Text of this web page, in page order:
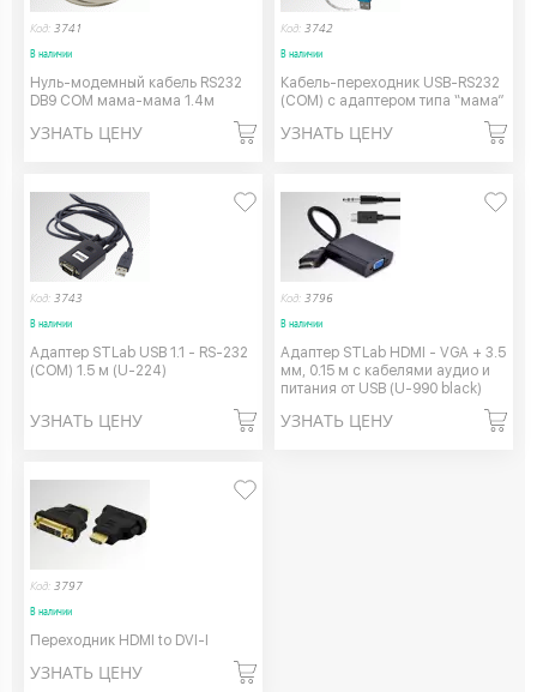
Код: 3741
В наличии
Нуль-модемный кабель RS232
DB9 COM мама-мама 1.4м
УЗНАТЬ ЦЕНУ
Код: 3742
В наличии
Кабель-переходник USB-RS232
(COM) c адаптером типа “мама”
УЗНАТЬ ЦЕНУ
Код: 3743
В наличии
Адаптер STLab USB 1.1 - RS-232
(COM) 1.5 м (U-224)
УЗНАТЬ ЦЕНУ
Код: 3796
В наличии
Адаптер STLab HDMI - VGA + 3.5
мм, 0.15 м с кабелями аудио и
питания от USB (U-990 black)
УЗНАТЬ ЦЕНУ
Код: 3797
В наличии
Переходник HDMI to DVI-I
УЗНАТЬ ЦЕНУ